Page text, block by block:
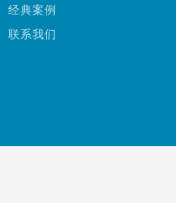
经典案例
联系我们